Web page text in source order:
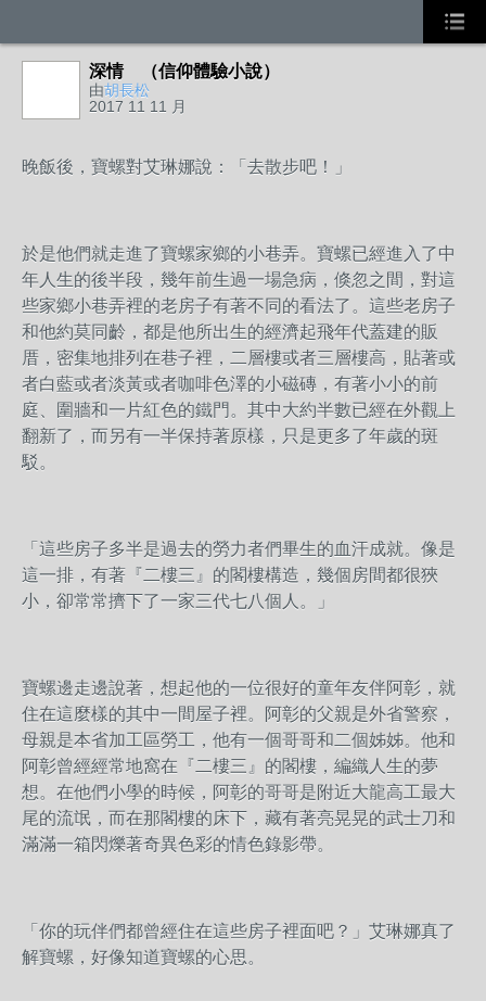
深情 （信仰體驗小說）
由胡長松
2017 11 11 月
晚飯後，寶螺對艾琳娜說：「去散步吧！」
於是他們就走進了寶螺家鄉的小巷弄。寶螺已經進入了中
年人生的後半段，幾年前生過一場急病，倏忽之間，對這
些家鄉小巷弄裡的老房子有著不同的看法了。這些老房子
和他約莫同齡，都是他所出生的經濟起飛年代蓋建的販
厝，密集地排列在巷子裡，二層樓或者三層樓高，貼著或
者白藍或者淡黃或者咖啡色澤的小磁磚，有著小小的前
庭、圍牆和一片紅色的鐵門。其中大約半數已經在外觀上
翻新了，而另有一半保持著原樣，只是更多了年歲的斑
駁。
「這些房子多半是過去的勞力者們畢生的血汗成就。像是
這一排，有著『二樓三』的閣樓構造，幾個房間都很狹
小，卻常常擠下了一家三代七八個人。」
寶螺邊走邊說著，想起他的一位很好的童年友伴阿彰，就
住在這麼樣的其中一間屋子裡。阿彰的父親是外省警察，
母親是本省加工區勞工，他有一個哥哥和二個姊姊。他和
阿彰曾經經常地窩在『二樓三』的閣樓，編織人生的夢
想。在他們小學的時候，阿彰的哥哥是附近大龍高工最大
尾的流氓，而在那閣樓的床下，藏有著亮晃晃的武士刀和
滿滿一箱閃爍著奇異色彩的情色錄影帶。
「你的玩伴們都曾經住在這些房子裡面吧？」艾琳娜真了
解寶螺，好像知道寶螺的心思。